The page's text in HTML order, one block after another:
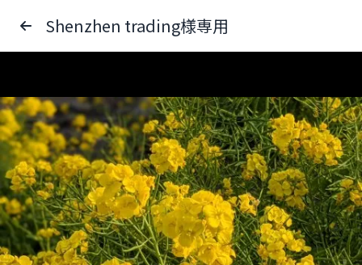
Shenzhen trading様専用